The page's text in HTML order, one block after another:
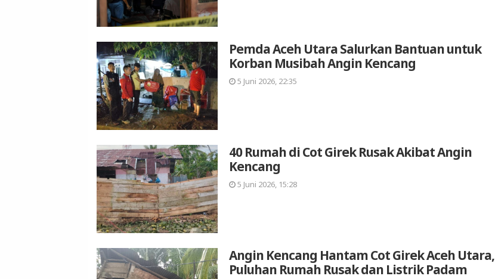
Pemda Aceh Utara Salurkan Bantuan untuk
Korban Musibah Angin Kencang
5 Juni 2026, 22:35
40 Rumah di Cot Girek Rusak Akibat Angin
Kencang
5 Juni 2026, 15:28
Angin Kencang Hantam Cot Girek Aceh Utara,
Puluhan Rumah Rusak dan Listrik Padam